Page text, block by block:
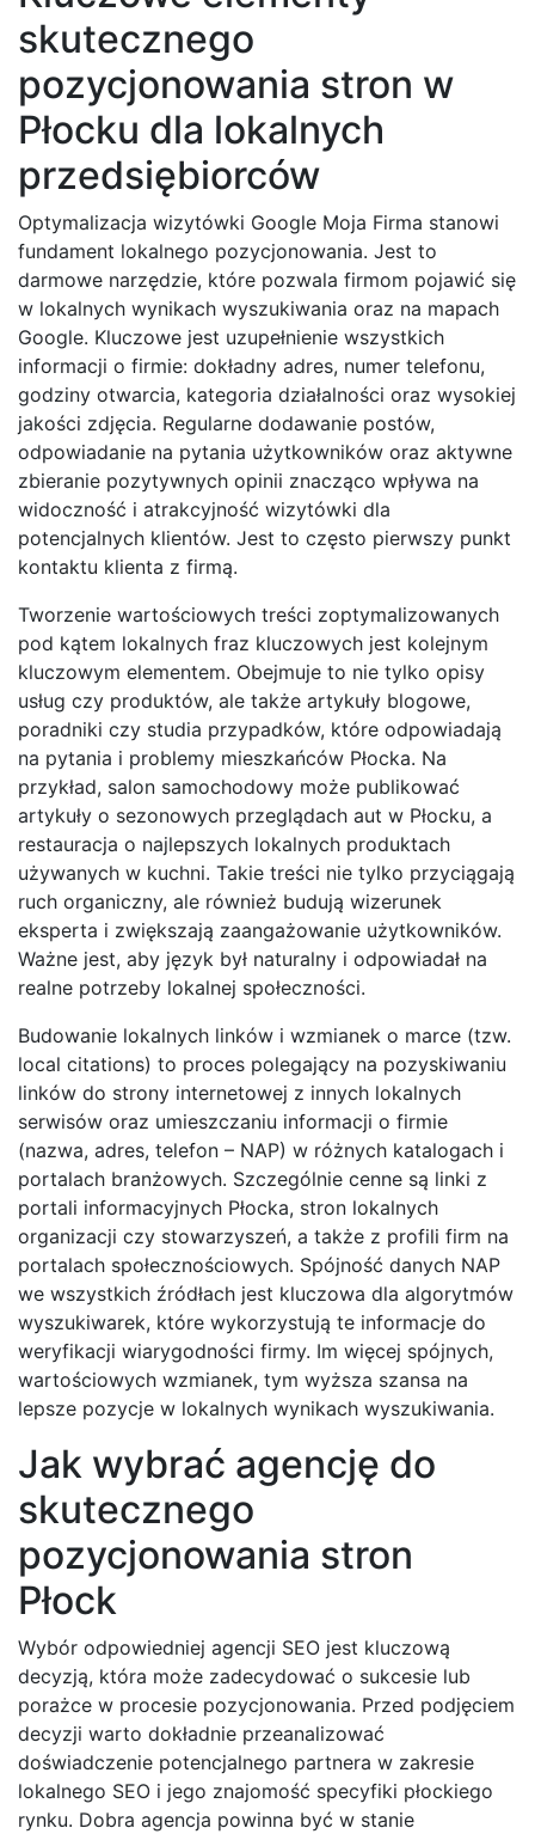
skutecznego
pozycjonowania stron w
Płocku dla lokalnych
przedsiębiorców
Optymalizacja wizytówki Google Moja Firma stanowi
fundament lokalnego pozycjonowania. Jest to
darmowe narzędzie, które pozwala firmom pojawić się
w lokalnych wynikach wyszukiwania oraz na mapach
Google. Kluczowe jest uzupełnienie wszystkich
informacji o firmie: dokładny adres, numer telefonu,
godziny otwarcia, kategoria działalności oraz wysokiej
jakości zdjęcia. Regularne dodawanie postów,
odpowiadanie na pytania użytkowników oraz aktywne
zbieranie pozytywnych opinii znacząco wpływa na
widoczność i atrakcyjność wizytówki dla
potencjalnych klientów. Jest to często pierwszy punkt
kontaktu klienta z firmą.
Tworzenie wartościowych treści zoptymalizowanych
pod kątem lokalnych fraz kluczowych jest kolejnym
kluczowym elementem. Obejmuje to nie tylko opisy
usług czy produktów, ale także artykuły blogowe,
poradniki czy studia przypadków, które odpowiadają
na pytania i problemy mieszkańców Płocka. Na
przykład, salon samochodowy może publikować
artykuły o sezonowych przeglądach aut w Płocku, a
restauracja o najlepszych lokalnych produktach
używanych w kuchni. Takie treści nie tylko przyciągają
ruch organiczny, ale również budują wizerunek
eksperta i zwiększają zaangażowanie użytkowników.
Ważne jest, aby język był naturalny i odpowiadał na
realne potrzeby lokalnej społeczności.
Budowanie lokalnych linków i wzmianek o marce (tzw.
local citations) to proces polegający na pozyskiwaniu
linków do strony internetowej z innych lokalnych
serwisów oraz umieszczaniu informacji o firmie
(nazwa, adres, telefon – NAP) w różnych katalogach i
portalach branżowych. Szczególnie cenne są linki z
portali informacyjnych Płocka, stron lokalnych
organizacji czy stowarzyszeń, a także z profili firm na
portalach społecznościowych. Spójność danych NAP
we wszystkich źródłach jest kluczowa dla algorytmów
wyszukiwarek, które wykorzystują te informacje do
weryfikacji wiarygodności firmy. Im więcej spójnych,
wartościowych wzmianek, tym wyższa szansa na
lepsze pozycje w lokalnych wynikach wyszukiwania.
Jak wybrać agencję do
skutecznego
pozycjonowania stron
Płock
Wybór odpowiedniej agencji SEO jest kluczową
decyzją, która może zadecydować o sukcesie lub
porażce w procesie pozycjonowania. Przed podjęciem
decyzji warto dokładnie przeanalizować
doświadczenie potencjalnego partnera w zakresie
lokalnego SEO i jego znajomość specyfiki płockiego
rynku. Dobra agencja powinna być w stanie